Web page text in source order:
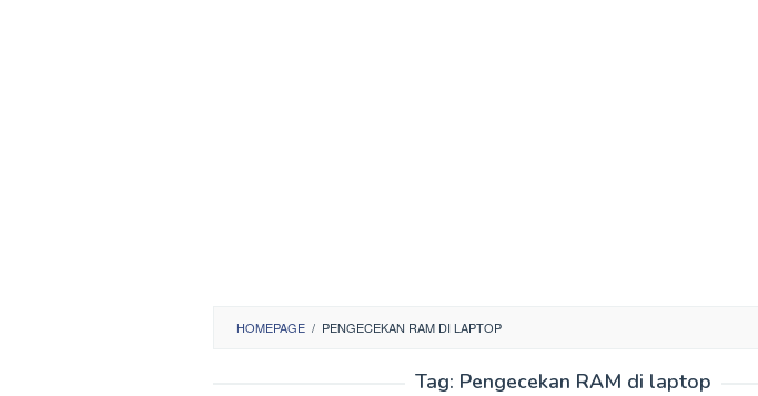
HOMEPAGE / PENGECEKAN RAM DI LAPTOP
Tag: Pengecekan RAM di laptop